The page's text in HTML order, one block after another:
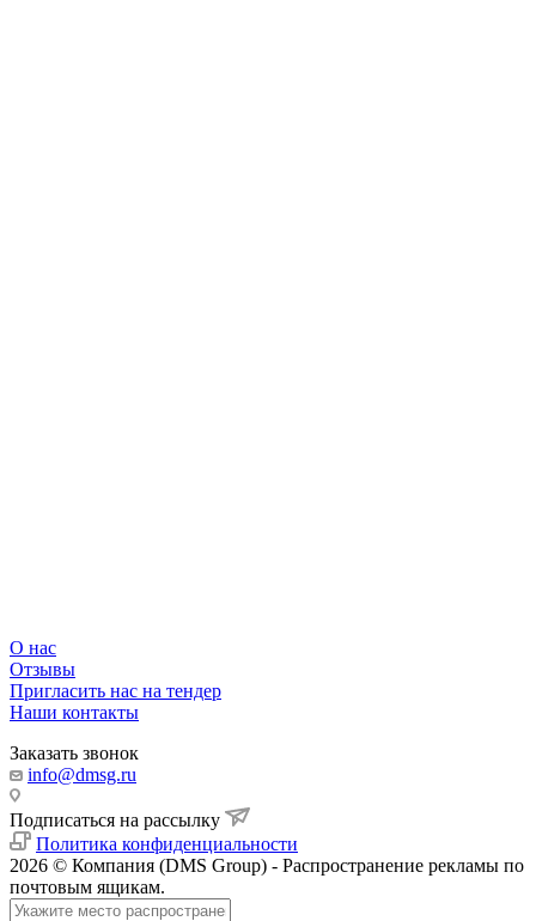
О нас
Отзывы
Пригласить нас на тендер
Наши контакты
Заказать звонок
info@dmsg.ru
Подписаться на рассылку
Политика конфиденциальности
2026 © Компания (DMS Group) - Распространение рекламы по
почтовым ящикам.